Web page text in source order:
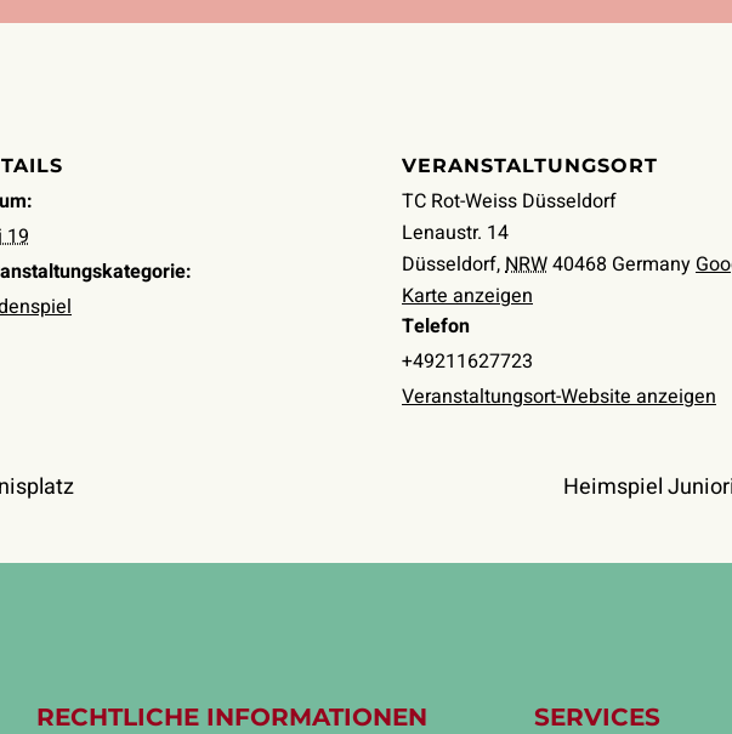
19
VERANSTALTUNGSORT
TC Rot-Weiss Düsseldorf
Lenaustr. 14
Düsseldorf,NRW40468 Germany
Karte anzeigen
Telefon
+49211627723
Veranstaltungsort-Website anzeigen
Heimspiel
RECHTLICHE INFORMATIONEN
SERVICES